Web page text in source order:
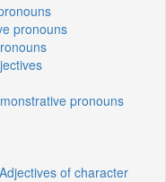
pronouns
pronouns
of character